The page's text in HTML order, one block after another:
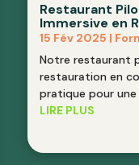
Restaurant
Immersive en
15 Fév 2025 |
Notre restaurant
restauration en
pratique pour une
LIRE PLUS